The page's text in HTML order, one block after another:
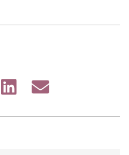
Share
Share